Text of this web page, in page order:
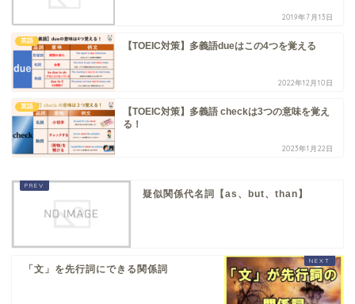
2019年7月13日
英語 【TOEIC対策】多義語dueはこの4つを覚える
2022年12月10日
英語
【TOEIC対策】多義語 checkは3つの意味を覚え
る！
2023年1月22日
疑似関係代名詞【as、but、than】
「文」を先行詞にできる関係詞